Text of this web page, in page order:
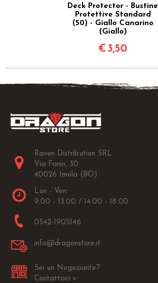
Deck Protector - Bustine
Protettive Standard
(50) - Giallo Canarino
(Giallo)
€3,50
Raven Distribution SRL
Via Fanin, 30
40026 Imola (BO)
Lun - Ven:
9.00 - 13.00 / 14.00 - 18.00
0542-1905146
info@dragonstore.it
Sei un Negoziante?
Contattaci >